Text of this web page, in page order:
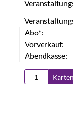
Abo*:
Vorverkauf:
Abendkasse: